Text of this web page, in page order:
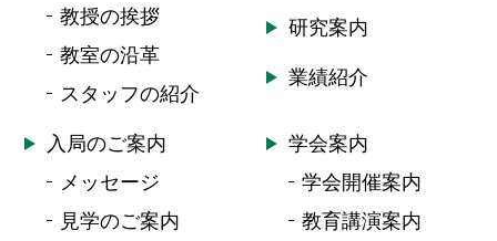
教授の挨拶
教室の沿革
スタッフの紹介
研究案内
業績紹介
入局のご案内
メッセージ
見学のご案内
学会案内
学会開催案内
教育講演案内